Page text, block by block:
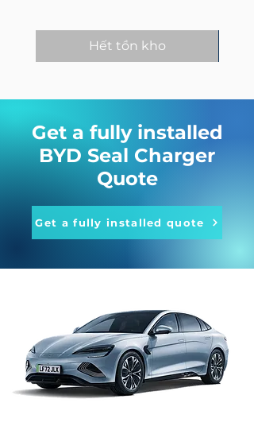
Hết tồn kho
Get a fully installed
BYD Seal Charger
Quote
Get a fully installed quote